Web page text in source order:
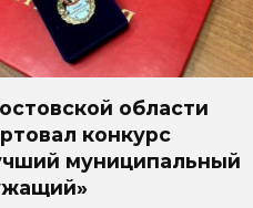
области
конкурс
муниципальный